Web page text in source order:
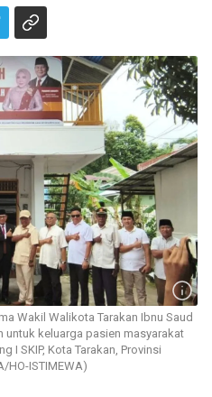
Wakil Walikota Tarakan Ibnu Saud
untuk keluarga pasien masyarakat
I SKIP, Kota Tarakan, Provinsi
HO-ISTIMEWA)